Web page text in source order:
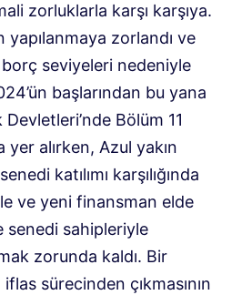
zorluklarla karşı karşıya.
zorlandı ve
seviyeleri nedeniyle
başlarından bu yana
Bölüm 11
yer alırken, Azul yakın
katılımı karşılığında
ve yeni finansman elde
senedi sahipleriyle
zorunda kaldı. Bir
sürecinden çıkmasının